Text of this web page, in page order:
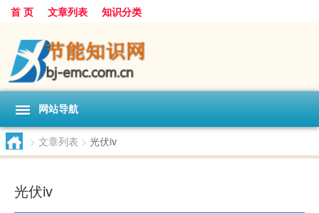
首 页 文章列表 知识分类
网站导航
> 文章列表 > 光伏iv
光伏iv